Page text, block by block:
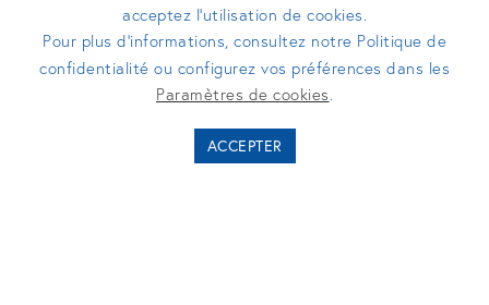
COMMUNIQUÉS DE PRESSE
Mettetal Création ouvre son capital à
Turenne Groupe pour accélérer sa
acceptez l’utilisation de cookies.
Pour plus d’informations, consultez notre Politique de
confidentialité ou configurez vos préférences dans les
Paramètres de cookies.
ACCEPTER